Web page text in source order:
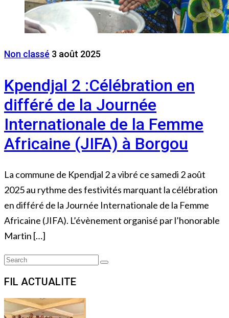
Non classé 3 août 2025
Kpendjal 2 :Célébration en
différé de la Journée
Internationale de la Femme
Africaine (JIFA) à Borgou
La commune de Kpendjal 2 a vibré ce samedi 2 août
2025 au rythme des festivités marquant la célébration
en différé de la Journée Internationale de la Femme
Africaine (JIFA). L’évènement organisé par l’honorable
Martin […]
Search
Search
FIL ACTUALITE